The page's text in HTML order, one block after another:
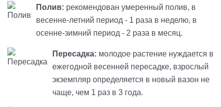
Полив: рекомендован умеренный полив, в
весенне-летний период - 1 раза в неделю, в
осенне-зимний период - 2 раза в месяц.
Пересадка: молодое растение нуждается в
ежегодной весенней пересадке, взрослый
экземпляр определяется в новый вазон не
чаще, чем 1 раз в 3 года.